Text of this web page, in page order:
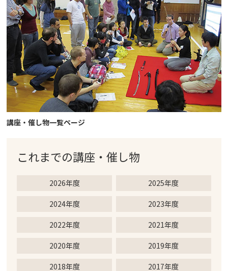
講座・催し物一覧ページ
これまでの講座・催し物
2026年度 2025年度
2024年度 2023年度
2022年度 2021年度
2020年度 2019年度
2018年度 2017年度